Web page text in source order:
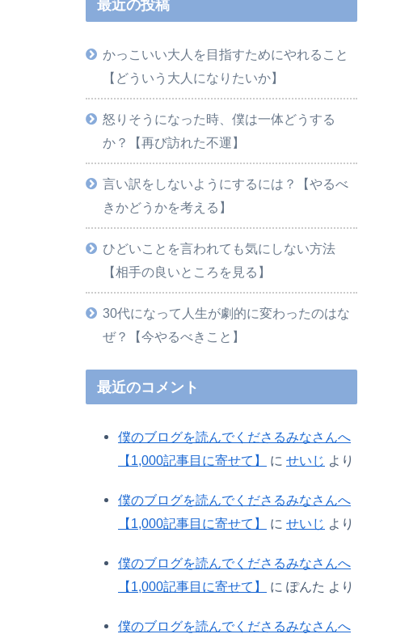
最近の投稿
かっこいい大人を目指すためにやれること
【どういう大人になりたいか】
怒りそうになった時、僕は一体どうする
か？【再び訪れた不運】
言い訳をしないようにするには？【やるべ
きかどうかを考える】
ひどいことを言われても気にしない方法
【相手の良いところを見る】
30代になって人生が劇的に変わったのはな
ぜ？【今やるべきこと】
最近のコメント
僕のブログを読んでくださるみなさんへ
【1,000記事目に寄せて】
に せいじ より
僕のブログを読んでくださるみなさんへ
【1,000記事目に寄せて】
に せいじ より
僕のブログを読んでくださるみなさんへ
【1,000記事目に寄せて】
に ぽんた より
僕のブログを読んでくださるみなさんへ